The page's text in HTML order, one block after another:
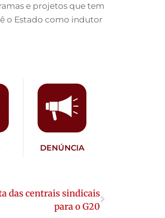
e projetos que tem
o Estado como indutor
DENÚNCIA
das centrais sindicais
para o G20